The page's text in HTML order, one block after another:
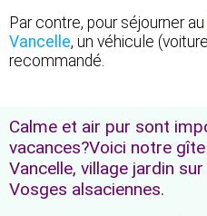
Par contre, pour séjourner au
Vancelle, un véhicule
recommandé.
Calme et air pur sont
vacances?Voici notre
Vancelle, village jardin
Vosges alsaciennes.